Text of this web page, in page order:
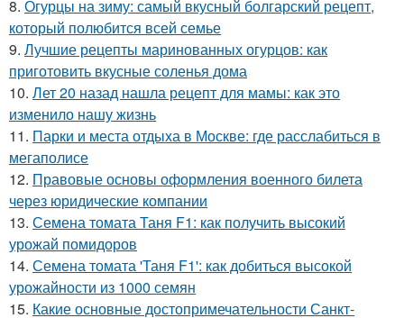
8. Огурцы на зиму: самый вкусный болгарский рецепт,
который полюбится всей семье
9. Лучшие рецепты маринованных огурцов: как
приготовить вкусные соленья дома
10. Лет 20 назад нашла рецепт для мамы: как это
изменило нашу жизнь
11. Парки и места отдыха в Москве: где расслабиться в
мегаполисе
12. Правовые основы оформления военного билета
через юридические компании
13. Семена томата Таня F1: как получить высокий
урожай помидоров
14. Семена томата 'Таня F1': как добиться высокой
урожайности из 1000 семян
15. Какие основные достопримечательности Санкт-